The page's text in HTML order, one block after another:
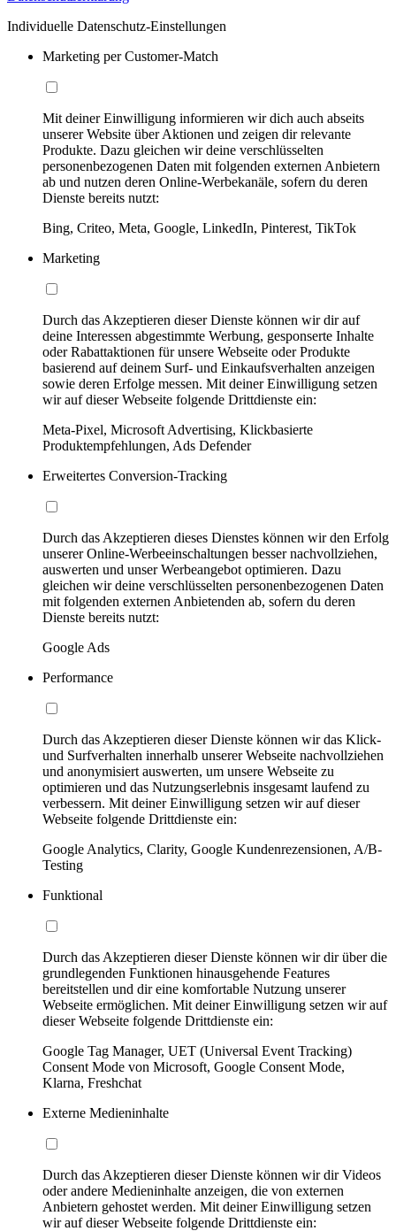
Individuelle Datenschutz-Einstellungen
Marketing per Customer-Match
Mit deiner Einwilligung informieren wir dich auch abseits
unserer Website über Aktionen und zeigen dir relevante
Produkte. Dazu gleichen wir deine verschlüsselten
personenbezogenen Daten mit folgenden externen Anbietern
ab und nutzen deren Online-Werbekanäle, sofern du deren
Dienste bereits nutzt:
Bing, Criteo, Meta, Google, LinkedIn, Pinterest, TikTok
Marketing
Durch das Akzeptieren dieser Dienste können wir dir auf
deine Interessen abgestimmte Werbung, gesponserte Inhalte
oder Rabattaktionen für unsere Webseite oder Produkte
basierend auf deinem Surf- und Einkaufsverhalten anzeigen
sowie deren Erfolge messen. Mit deiner Einwilligung setzen
wir auf dieser Webseite folgende Drittdienste ein:
Meta-Pixel, Microsoft Advertising, Klickbasierte
Produktempfehlungen, Ads Defender
Erweitertes Conversion-Tracking
Durch das Akzeptieren dieses Dienstes können wir den Erfolg
unserer Online-Werbeeinschaltungen besser nachvollziehen,
auswerten und unser Werbeangebot optimieren. Dazu
gleichen wir deine verschlüsselten personenbezogenen Daten
mit folgenden externen Anbietenden ab, sofern du deren
Dienste bereits nutzt:
Google Ads
Performance
Durch das Akzeptieren dieser Dienste können wir das Klick-
und Surfverhalten innerhalb unserer Webseite nachvollziehen
und anonymisiert auswerten, um unsere Webseite zu
optimieren und das Nutzungserlebnis insgesamt laufend zu
verbessern. Mit deiner Einwilligung setzen wir auf dieser
Webseite folgende Drittdienste ein:
Google Analytics, Clarity, Google Kundenrezensionen, A/B-
Testing
Funktional
Durch das Akzeptieren dieser Dienste können wir dir über die
grundlegenden Funktionen hinausgehende Features
bereitstellen und dir eine komfortable Nutzung unserer
Webseite ermöglichen. Mit deiner Einwilligung setzen wir auf
dieser Webseite folgende Drittdienste ein:
Google Tag Manager, UET (Universal Event Tracking)
Consent Mode von Microsoft, Google Consent Mode,
Klarna, Freshchat
Externe Medieninhalte
Durch das Akzeptieren dieser Dienste können wir dir Videos
oder andere Medieninhalte anzeigen, die von externen
Anbietern gehostet werden. Mit deiner Einwilligung setzen
wir auf dieser Webseite folgende Drittdienste ein: